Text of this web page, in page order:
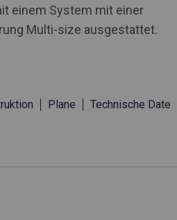
einem System mit einer
Multi-size ausgestattet.
Plane Technische Daten